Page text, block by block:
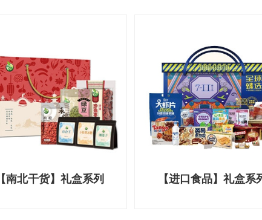
【南北干货】礼盒系列 【进口食品】礼盒系